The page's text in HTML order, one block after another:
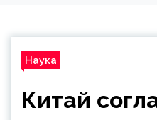
Наука
Китай